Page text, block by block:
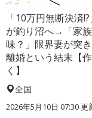
「10万円無断決済
が釣り沼へ→「家
味？」限界妻が突
離婚という結末【
く】
全国
2026年5月10日 07:30 更